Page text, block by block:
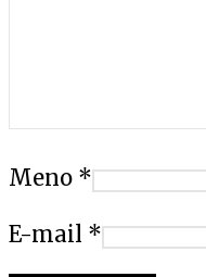
Meno *
E-mail *